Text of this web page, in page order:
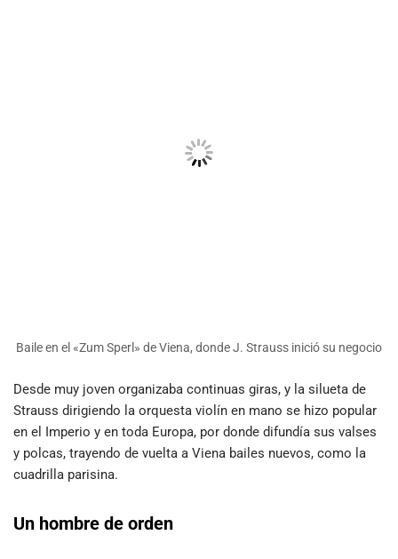
Baile en el «Zum Sperl» de Viena, donde J. Strauss inició su negocio
Desde muy joven organizaba continuas giras, y la silueta de
Strauss dirigiendo la orquesta violín en mano se hizo popular
en el Imperio y en toda Europa, por donde difundía sus valses
y polcas, trayendo de vuelta a Viena bailes nuevos, como la
cuadrilla parisina.
Un hombre de orden